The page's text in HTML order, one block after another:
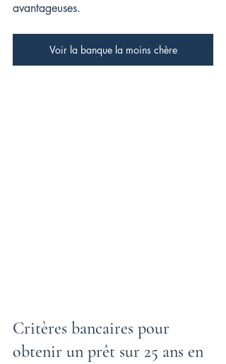
avantageuses.
Voir la banque la moins chère
Critères bancaires pour
obtenir un prêt sur 25 ans en